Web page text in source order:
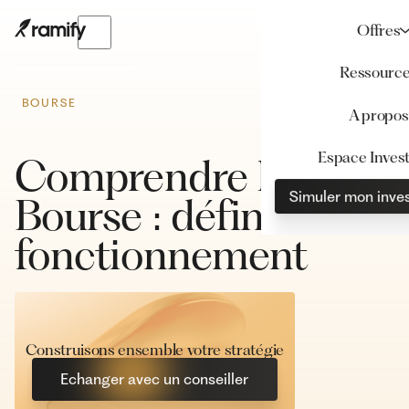
Offres
A propos
Espace
Simuler mon
BOURSE
Comprendre la
Bourse : définition et
fonctionnement
Construisons ensemble votre stratégie
Echanger avec un conseiller